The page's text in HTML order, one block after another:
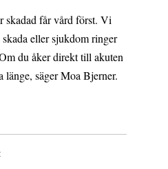
skadad får vård först. Vi
eller sjukdom ringer
du åker direkt till akuten
länge, säger Moa Bjerner.